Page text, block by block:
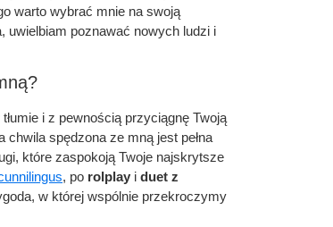
warto wybrać mnie na swoją
poznawać nowych ludzi i
i z pewnością przyciągnę Twoją
spędzona ze mną jest pełna
które zaspokoją Twoje najskrytsze
, po rolplay i duet z
w której wspólnie przekroczymy